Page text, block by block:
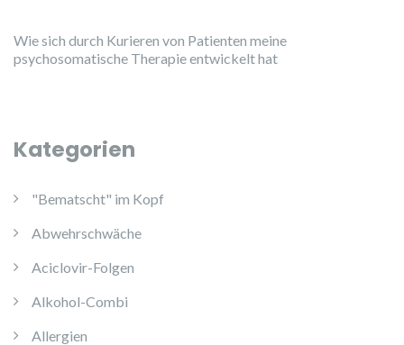
Wie sich durch Kurieren von Patienten meine
psychosomatische Therapie entwickelt hat
Kategorien
"Bematscht" im Kopf
Abwehrschwäche
Aciclovir-Folgen
Alkohol-Combi
Allergien